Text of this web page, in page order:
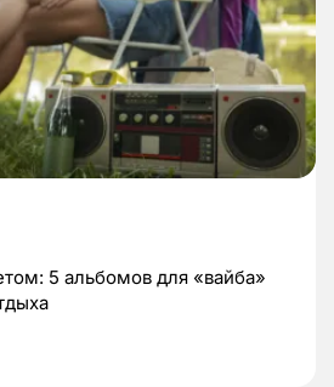
5 альбомов для «вайба»